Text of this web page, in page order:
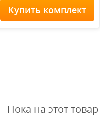
Купить комплект
Пока на этот